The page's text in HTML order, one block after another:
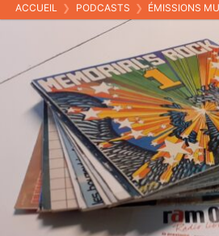
ACCUEIL ❯ PODCASTS ❯ ÉMISSIONS